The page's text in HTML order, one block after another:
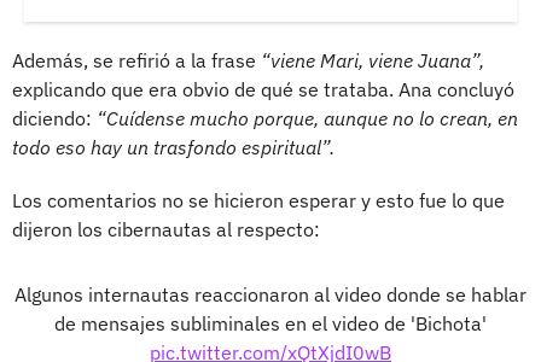
Además, se refirió a la frase “viene Mari, viene Juana”,
explicando que era obvio de qué se trataba. Ana concluyó
diciendo: “Cuídense mucho porque, aunque no lo crean, en
todo eso hay un trasfondo espiritual”.
Los comentarios no se hicieron esperar y esto fue lo que
dijeron los cibernautas al respecto:
Algunos internautas reaccionaron al video donde se hablar
de mensajes subliminales en el video de 'Bichota'
pic.twitter.com/xQtXjdI0wB